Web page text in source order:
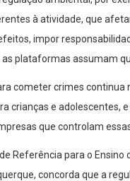
à atividade, que
impor
plataformas assumam
cometer crimes
crianças e adolescentes,
que controlam
Referência para o
concorda que a